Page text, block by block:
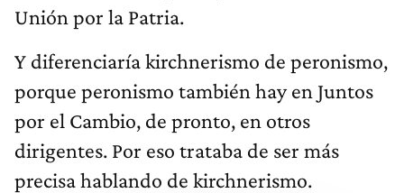
Unión por la Patria.
Y diferenciaría kirchnerismo de peronismo,
porque peronismo también hay en Juntos
por el Cambio, de pronto, en otros
dirigentes. Por eso trataba de ser más
precisa hablando de kirchnerismo.